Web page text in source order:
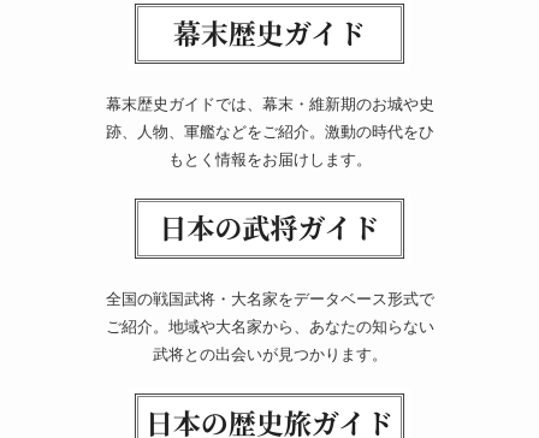
幕末歴史ガイドでは、幕末・維新期のお城や史
跡、人物、軍艦などをご紹介。激動の時代をひ
もとく情報をお届けします。
全国の戦国武将・大名家をデータベース形式で
ご紹介。地域や大名家から、あなたの知らない
武将との出会いが見つかります。